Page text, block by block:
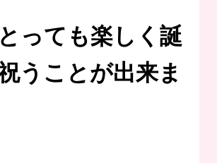
っても楽しく誕
うことが出来ま